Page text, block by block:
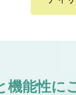
機能性に